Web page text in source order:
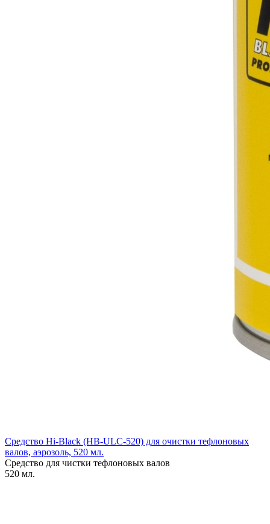
Средство Hi-Black (HB-ULC-520) для очистки тефлоновых
валов, аэрозоль, 520 мл.
Средство для чистки тефлоновых валов
520 мл.